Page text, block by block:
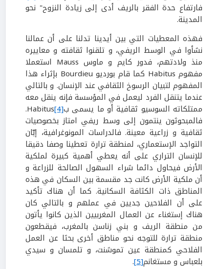
فارتفاع حدة الفقر بالريف أدى إلى زيادة النزوح" نحو
المدينة.
فهذه المعطيات التي بين أيدينا تدلنا على أن عمالنا
نشأوا في الوسط الريفي، و تلقنوا ثقافته و معاييره
منذ ولادتهم، فدور كايم و ماوس Mauss استعملا
مفهوم Habitus كما قام بورديو Bourdieu بإثراء هذا
المفهوم لتبيان الرسوخ الثقافي عند الإنسان. و بالتالي
عندما يتنقل الفرد ليعمل في المؤسسة فإنه ينقل معه
ممتلكاته السوسيو ثقافية أو ما يسمى بHabitus[4]
.
فالمبحوثون ينتمون إلى وسط ريفي امتاز بخصوصيات
ثقافية و زراعية معينة. فالدراسات المونوغرافية، إبّان
التواجد الإستعماري، لمنطقة ترارة تعطينا وصفا دقيقا
للإنسان التراري على أنه يعطي أهمية كبيرة لملكية
الأرض فيحاول دائما شراء السهول الصالحة للزراعة و
أن ملكية الأرض كانت جد مقسمة بين السكان في هذه
المناطق ذات الكثافة السكانية. كما أن هناك تأكيد
على أن الفلاحين جديين في عملهم و بالتالي كان
هناك إستغناء عن العمال المغربيين الذين كانوا يأتون
من منطقة الريف و بني زناسن بالمغرب، فيقطعون
منطقة ترارة للتوجه نحو مناطق أخرى بحثا عن العمل
الفلاحي كمنطقة عين تموشنت، و تلمسان و سيدي
بلعباس و مستغانم[5]
.